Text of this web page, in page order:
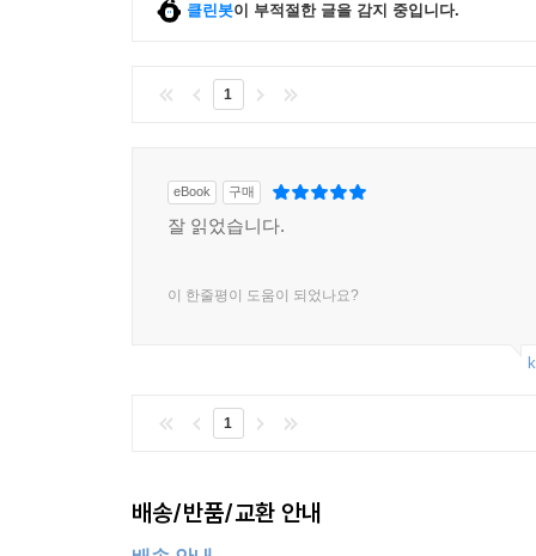
클린봇이 부적절한 글을 감지 중입니다.
1
eBook 구매
잘 읽었습니다.
이 한줄평이 도움이 되었나요?
1
배송/반품/교환 안내